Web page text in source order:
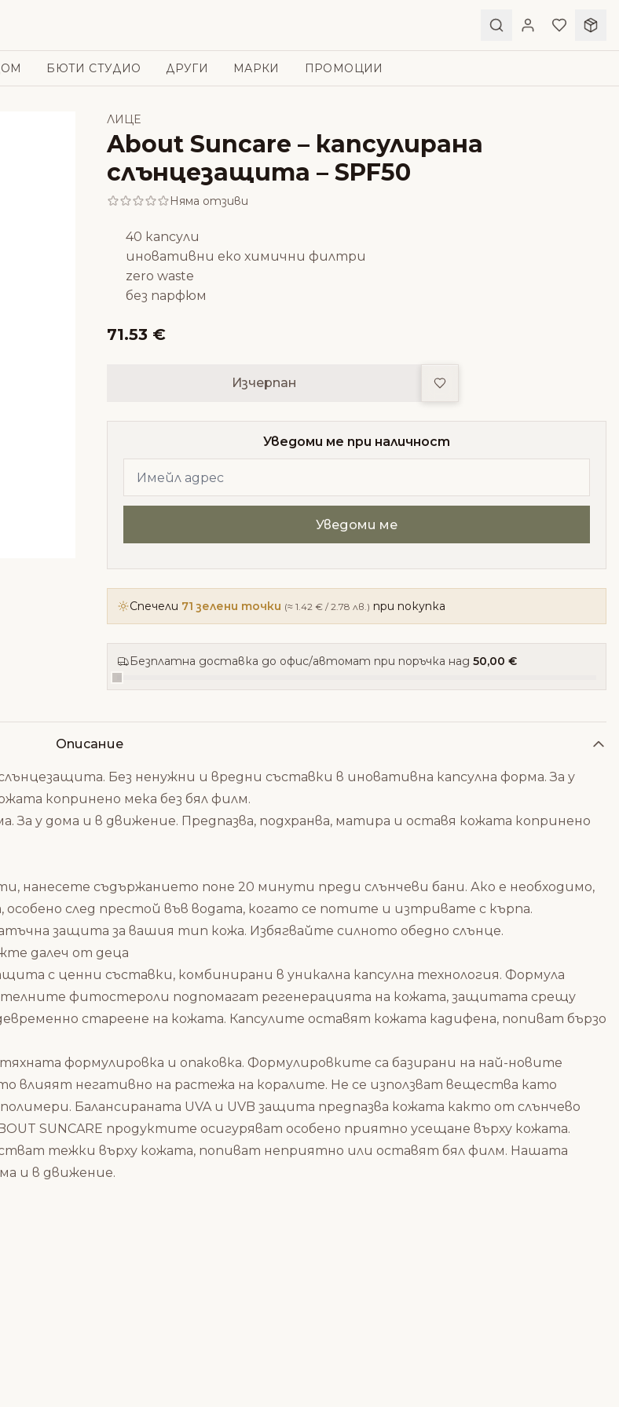
БЮТИ СТУДИО ДРУГИ МАРКИ ПРОМОЦИИ
ЛИЦЕ
About Suncare – капсулирана
слънцезащита – SPF50
Няма отзиви
40 капсули
иновативни еко химични филтри
zero waste
без парфюм
71.53 €
Изчерпан Добави в любими
Уведоми ме при наличност
Спечели 71 зелени точки (≈ 1.42 € / 2.78 лв.) при покупка
Безплатна доставка до офис/автомат при поръчка над 50,00 €
Описание
Без ненужни и вредни съставки в иновативна капсулна форма. За у
копринено мека без бял филм.
За у дома и в движение. Предпазва, подхранва, матира и оставя кожата копринено
нанесете съдържанието поне 20 минути преди слънчеви бани. Ако е необходимо,
след престой във водата, когато се потите и изтривате с кърпа.
защита за вашия тип кожа. Избягвайте силното обедно слънце.
далеч от деца
с ценни съставки, комбинирани в уникална капсулна технология. Формула
фитостероли подпомагат регенерацията на кожата, защитата срещу
стареене на кожата. Капсулите оставят кожата кадифена, попиват бързо
формулировка и опаковка. Формулировките са базирани на най-новите
влияят негативно на растежа на коралите. Не се използват вещества като
Балансираната UVA и UVB защита предпазва кожата както от слънчево
SUNCARE продуктите осигуряват особено приятно усещане върху кожата.
тежки върху кожата, попиват неприятно или оставят бял филм. Нашата
и в движение.